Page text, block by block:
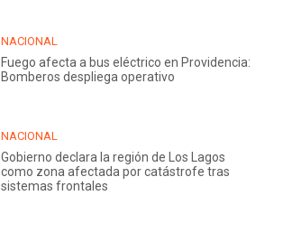
NACIONAL
Fuego afecta a bus eléctrico en Providencia:
Bomberos despliega operativo
NACIONAL
Gobierno declara la región de Los Lagos
como zona afectada por catástrofe tras
sistemas frontales